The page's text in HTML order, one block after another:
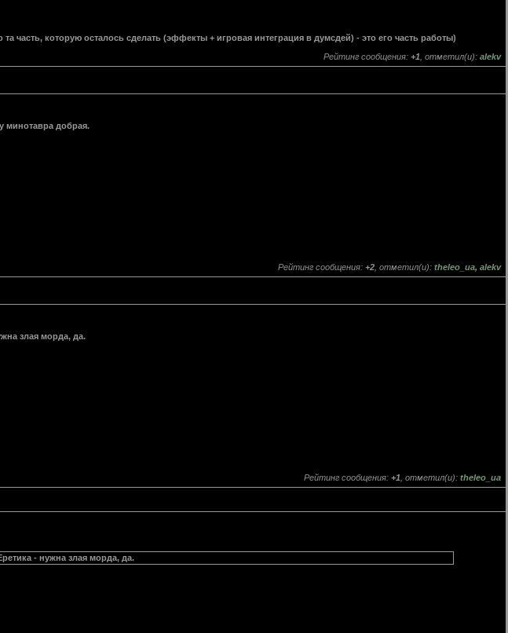
часть, которую осталось сделать (эффекты + игровая интеграция в думсдей) - это его часть работы)
Рейтинг сообщения: +1 , отметил(и): alekv
минотавра добрая.
Рейтинг сообщения: +2 , отметил(и): theleo_ua, alekv
злая морда, да.
Рейтинг сообщения: +1 , отметил(и): theleo_ua
- нужна злая морда, да.